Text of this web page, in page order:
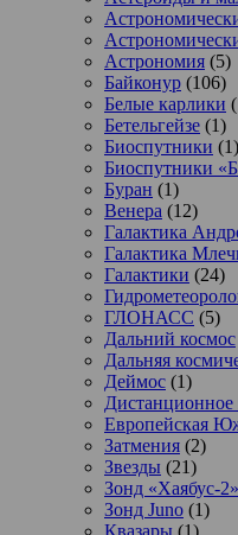
Астрономия (5)
Байконур (106)
Белые карлики
Бетельгейзе (1)
Биоспутники (1)
Биоспутники
Буран (1)
Венера (12)
Галактика
Галактика
Галактики (24)
ГЛОНАСС (5)
Дальний космос
Дальняя
Деймос (1)
Дистанционное
Европейская
Затмения (2)
Звезды (21)
Зонд «Хаябус-2»
Зонд Juno (1)